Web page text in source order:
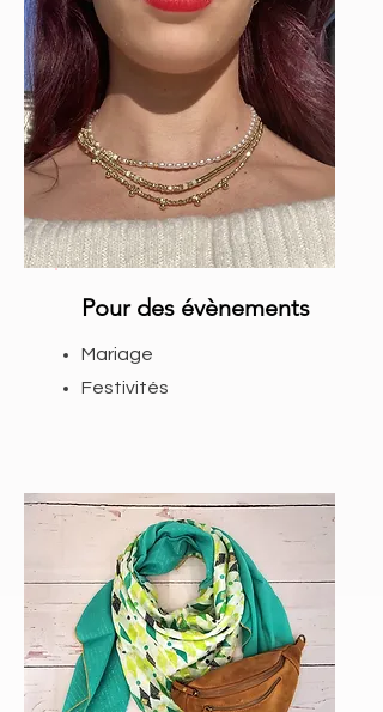
Pour des évènements
Mariage
Festivités